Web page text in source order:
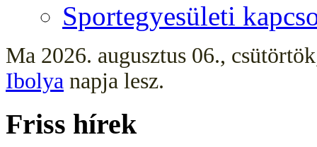
Sportegyesületi
Ma 2026. augusztus 06.,
Ibolya napja lesz.
Friss hírek